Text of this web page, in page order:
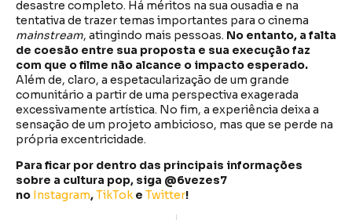
desastre completo. Há méritos na sua ousadia e na
tentativa de trazer temas importantes para o cinema
mainstream, atingindo mais pessoas. No entanto, a falta
de coesão entre sua proposta e sua execução faz
com que o filme não alcance o impacto esperado.
Além de, claro, a espetacularização de um grande
comunitário a partir de uma perspectiva exagerada
excessivamente artística. No fim, a experiência deixa a
sensação de um projeto ambicioso, mas que se perde na
própria excentricidade.
Para ficar por dentro das principais informações
sobre a cultura pop, siga @6vezes7
no Instagram,TikToke Twitter!